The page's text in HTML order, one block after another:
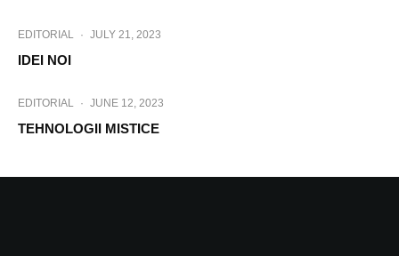
EDITORIAL · JULY 21, 2023
IDEI NOI
EDITORIAL · JUNE 12, 2023
TEHNOLOGII MISTICE